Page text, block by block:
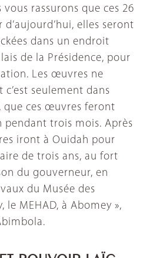
rassurons que ces 26
elles seront
dans un endroit
de la Présidence, pour
Les œuvres ne
c’est seulement dans
que ces œuvres feront
pendant trois mois. Après
iront à Ouidah pour
de trois ans, au fort
du gouverneur, en
du Musée des
le MEHAD, à Abomey »,